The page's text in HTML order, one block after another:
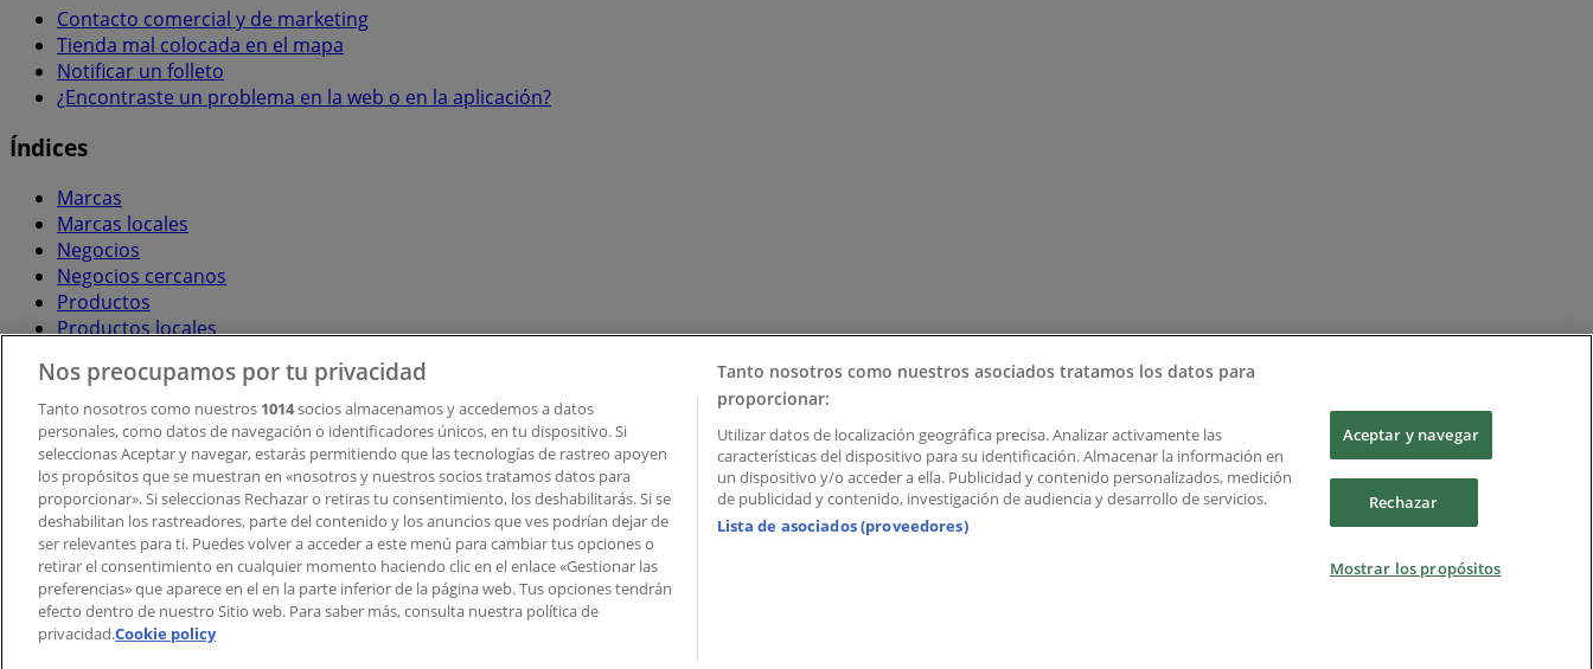
Contacto comercial y de marketing
Tienda mal colocada en el mapa
Notificar un folleto
¿Encontraste un problema en la web o en la aplicación?
Índices
Marcas
Marcas locales
Negocios
Negocios cercanos
Productos
Productos locales
Descargar la APP Tiendeo
Copyright © Tiendeo ® 2026 · Shopfully Marketing S.L.U. – Palau de Mar – 08039 Barcelona, Spain
Términos y condicionesPolítica de privacidad
Gestionar cookies
Nos preocupamos por tu privacidad
Tanto nosotros como nuestros 1014socios almacenamos y accedemos a datos
personales, como datos de navegación o identificadores únicos, en tu dispositivo. Si
seleccionas Aceptar y navegar, estarás permitiendo que las tecnologías de rastreo apoyen
los propósitos que se muestran en «nosotros y nuestros socios tratamos datos para
proporcionar». Si seleccionas Rechazar o retiras tu consentimiento, los deshabilitarás. Si se
deshabilitan los rastreadores, parte del contenido y los anuncios que ves podrían dejar de
ser relevantes para ti. Puedes volver a acceder a este menú para cambiar tus opciones o
retirar el consentimiento en cualquier momento haciendo clic en el enlace «Gestionar las
preferencias» que aparece en el en la parte inferior de la página web. Tus opciones tendrán
efecto dentro de nuestro Sitio web. Para saber más, consulta nuestra política de
privacidad.Cookie policy
Tanto nosotros como nuestros asociados tratamos los datos para
proporcionar:
Utilizar datos de localización geográfica precisa. Analizar activamente las
características del dispositivo para su identificación. Almacenar la información en
un dispositivo y/o acceder a ella. Publicidad y contenido personalizados, medición
de publicidad y contenido, investigación de audiencia y desarrollo de servicios.
Lista de asociados (proveedores)
Aceptar y navegar
Rechazar
Mostrar los propósitos